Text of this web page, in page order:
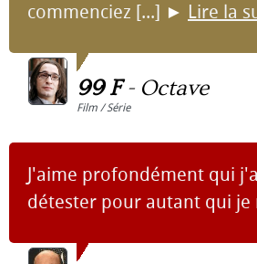
commenciez [...] ► Lire la
99 F- Octave
Film / Série
J'aime profondément qui
détester pour autant qui je